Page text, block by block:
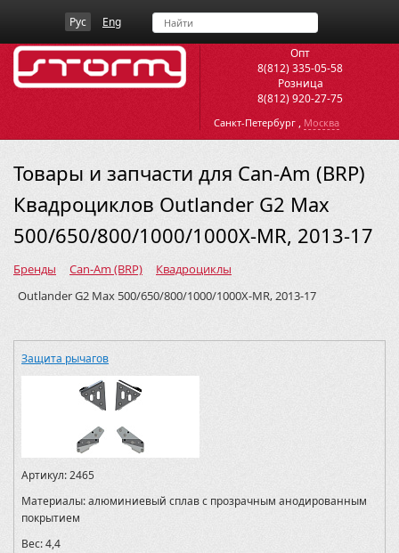
Рус Eng
Опт
8(812) 335-05-58
Розница
8(812) 920-27-75
Санкт-Петербург , Москва
Товары и запчасти для Can-Am (BRP)
Квадроциклов Outlander G2 Max
500/650/800/1000/1000X-MR, 2013-17
Бренды Can-Am (BRP)
Квадроциклы
Outlander G2 Max 500/650/800/1000/1000X-MR, 2013-17
Защита рычагов
Артикул:2465
Материалы:алюминиевый сплав с прозрачным анодированным
покрытием
Вес:4,4